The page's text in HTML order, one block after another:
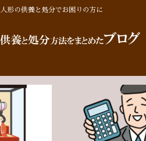
人形の供養と処分でお困りの方に